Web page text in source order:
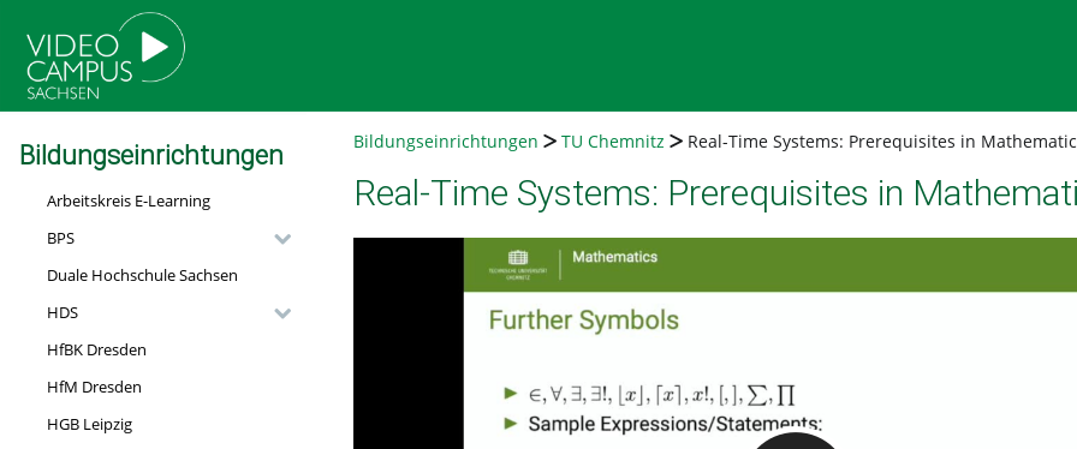
Bildungseinrichtungen
Arbeitskreis E-Learning
BPS
Duale Hochschule Sachsen
HDS
HfBK Dresden
HfM Dresden
HGB Leipzig
Bildungseinrichtungen TU Chemnitz Real-Time Systems: Prerequisites in
Real-Time Systems: Prerequisites in